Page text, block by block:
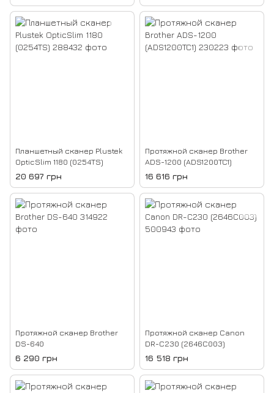
Планшетный сканер Plustek
OpticSlim 1180 (0254TS)
20 697 грн
Протяжной сканер Brother
ADS-1200 (ADS1200TC1)
16 616 грн
Протяжной сканер Brother
DS-640
6 290 грн
Протяжной сканер Canon
DR-C230 (2646C003)
16 518 грн